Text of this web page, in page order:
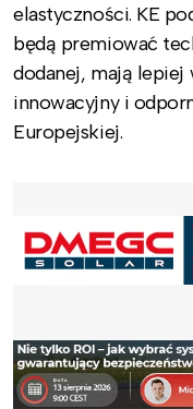
elastyczności. KE
będą premiować
dodanej, mają lepiej
innowacyjny i
Europejskiej.